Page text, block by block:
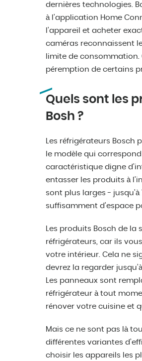
dernières technologies.
à l’application Home
l’appareil et acheter
caméras reconnaissent
limite de
péremption de certains
Quels sont les
Bosh ?
Les réfrigérateurs
le modèle qui
caractéristique digne
entasser les produits à
sont plus larges -
suffisamment d’espace
Les produits Bosch de
réfrigérateurs, car ils
votre intérieur. Cela ne
devrez la regarder
Les panneaux sont
réfrigérateur à tout
rénover votre cuisine et
Mais ce ne sont pas là
différentes variantes
choisir les appareils les